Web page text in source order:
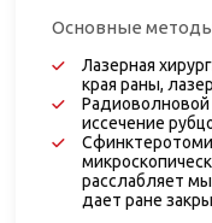
Основные
Лазерная
края раны,
иссечение
расслабляет
дает ране